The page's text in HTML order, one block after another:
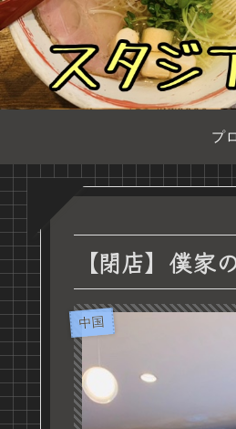
【閉店】僕
中国